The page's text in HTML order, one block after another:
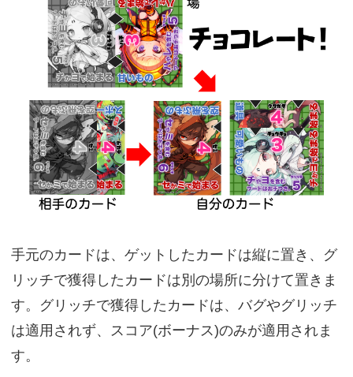
手元のカードは、ゲットしたカードは縦に置き、グ
リッチで獲得したカードは別の場所に分けて置きま
す。グリッチで獲得したカードは、バグやグリッチ
は適用されず、スコア(ボーナス)のみが適用されま
す。